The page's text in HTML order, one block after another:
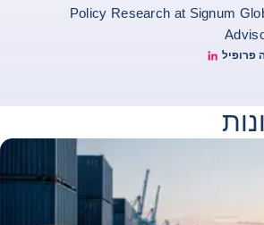
Policy Research at Signum
פרופיל
Andrew